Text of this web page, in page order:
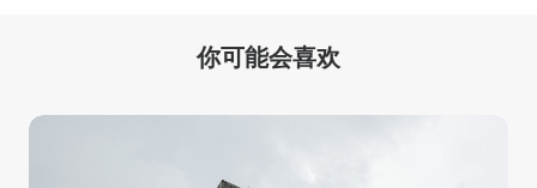
你可能会喜欢